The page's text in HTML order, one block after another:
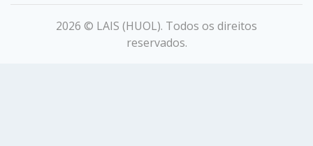
2026 © LAIS (HUOL). Todos os direitos
reservados.